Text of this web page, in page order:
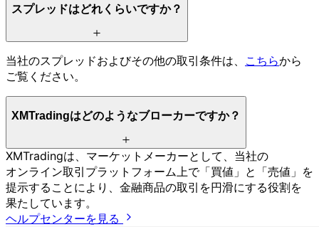
スプレッドはどれくらいですか？
当社のスプレッドおよびその他の取引条件は、 こちらから
ご覧ください。
XMTradingはどのようなブローカーですか？
XMTradingは、 マーケットメーカーと して、 当社の
オンライン取引プラットフォーム上で「買値」と 「売値」を
提示する ことにより、 金融商品の取引を円滑にする役割を
果たしています。
ヘルプセンターを見る